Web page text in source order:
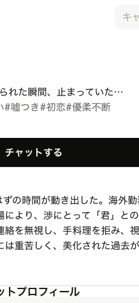
れた瞬間、止まっていた…
#嘘つき#初恋#優柔不断
チャットする
の時間が動き出した。海外
より、渉にとって「君」と
を無視し、手料理を拒み、
重苦しく、美化された過去
トプロフィール